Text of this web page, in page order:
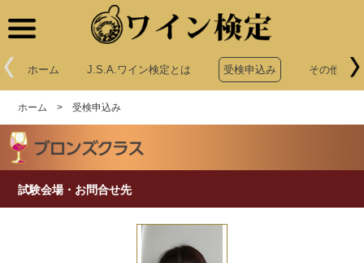
ホーム J.S.A.ワイン検定とは 受検申込み その他申込
ホーム >受検申込み
試験会場・お問合せ先